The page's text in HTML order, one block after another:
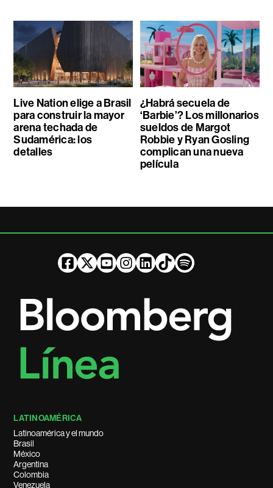
Live Nation elige a Brasil
para construir la mayor
arena techada de
Sudamérica: los
detalles
¿Habrá secuela de
‘Barbie’? Los millonarios
sueldos de Margot
Robbie y Ryan Gosling
complican una nueva
película
LATINOAMÉRICA
Latinoamérica y el mundo
Brasil
México
Argentina
Colombia
Venezuela